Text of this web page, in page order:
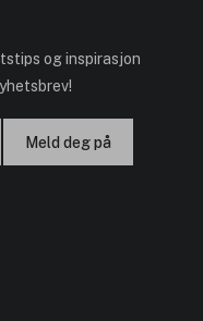
og inspirasjon
Meld deg på